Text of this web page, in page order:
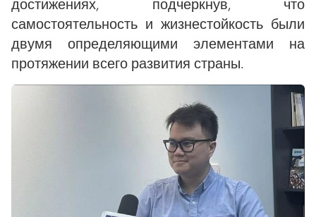
достижениях, подчеркнув, что
самостоятельность и жизнестойкость были
двумя определяющими элементами на
протяжении всего развития страны.